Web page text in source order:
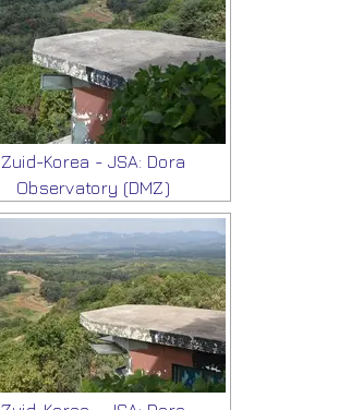
Zuid-Korea - JSA: Dora
Observatory (DMZ)